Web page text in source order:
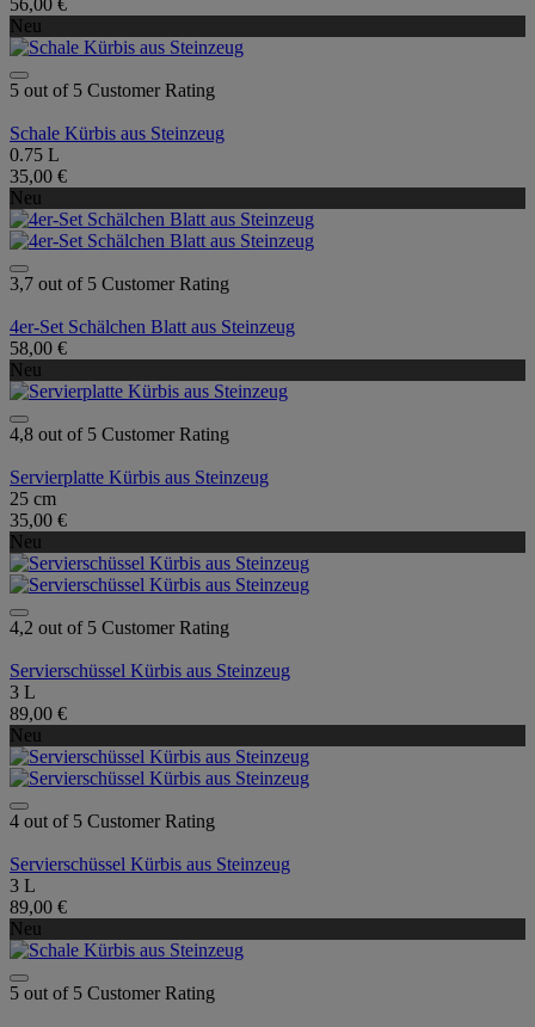
Neu
5 out of 5 Customer Rating
Schale Kürbis aus Steinzeug
0.75 L
35,00 €
Neu
3,7 out of 5 Customer Rating
4er-Set Schälchen Blatt aus Steinzeug
58,00 €
Neu
4,8 out of 5 Customer Rating
Servierplatte Kürbis aus Steinzeug
25 cm
35,00 €
Neu
4,2 out of 5 Customer Rating
Servierschüssel Kürbis aus Steinzeug
3 L
89,00 €
Neu
4 out of 5 Customer Rating
Servierschüssel Kürbis aus Steinzeug
3 L
89,00 €
Neu
5 out of 5 Customer Rating